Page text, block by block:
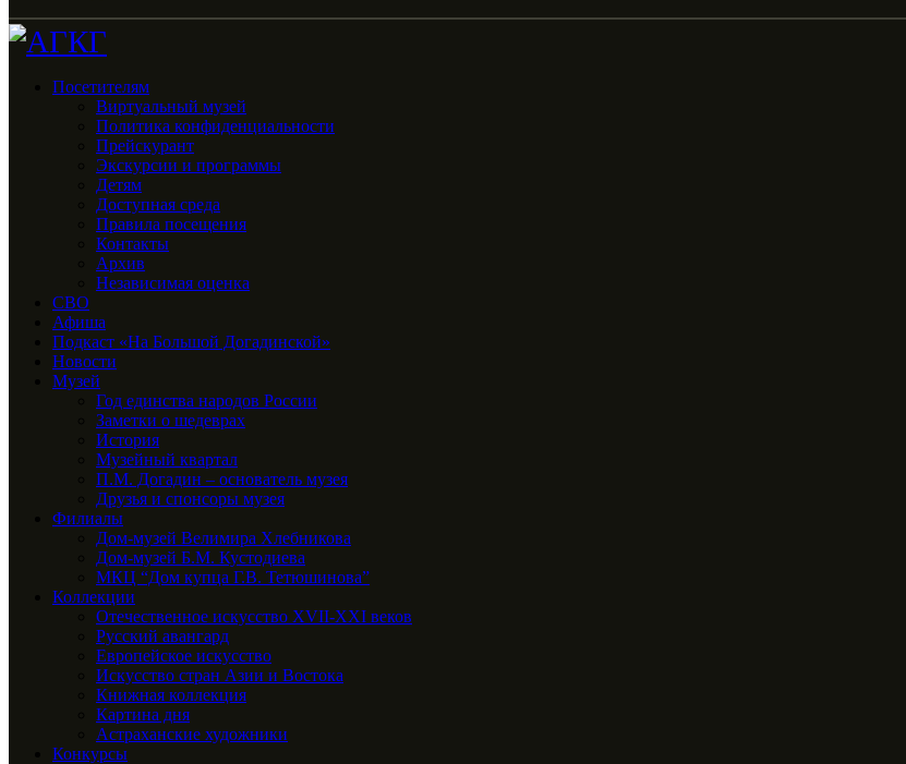
Посетителям
Виртуальный музей
Политика конфиденциальности
Прейскурант
Экскурсии и программы
Детям
Доступная среда
Правила посещения
Контакты
Архив
Независимая оценка
СВО
Афиша
Подкаст «На Большой Догадинской»
Новости
Музей
Год единства народов России
Заметки о шедеврах
История
Музейный квартал
П.М. Догадин – основатель музея
Друзья и спонсоры музея
Филиалы
Дом-музей Велимира Хлебникова
Дом-музей Б.М. Кустодиева
МКЦ “Дом купца Г.В. Тетюшинова”
Коллекции
Отечественное искусство XVII-XXI веков
Русский авангард
Европейское искусство
Искусство стран Азии и Востока
Книжная коллекция
Картина дня
Астраханские художники
Конкурсы